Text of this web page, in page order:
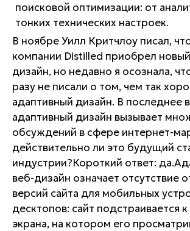
поисковой оптимизации: от
тонких технических настроек.
В ноябре Уилл Критчлоу писал,
компании Distilled приобрел
дизайн, но недавно я осознала,
разу не писали о том, чем так
адаптивный дизайн. В последнее
адаптивный дизайн вызывает
обсуждений в сфере интернет-
действительно ли это будущий
индустрии?Короткий ответ:
веб-дизайн означает отсутствие
версий сайта для мобильных
десктопов: сайт подстраивается
экрана, на котором его